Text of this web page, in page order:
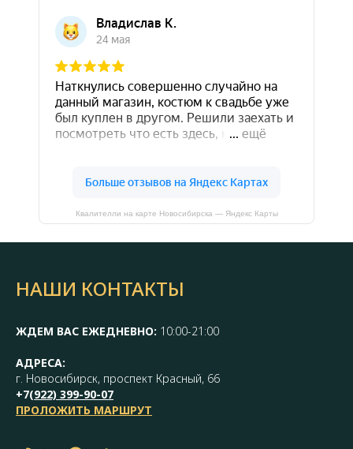
Квалителли на карте Новосибирска — Яндекс Карты
НАШИ КОНТАКТЫ
ЖДЕМ ВАС ЕЖЕДНЕВНО: 10:00-21:00
АДРЕСА:
г. Новосибирск, проспект Красный, 66
+7(922) 399-90-07
ПРОЛОЖИТЬ МАРШРУТ